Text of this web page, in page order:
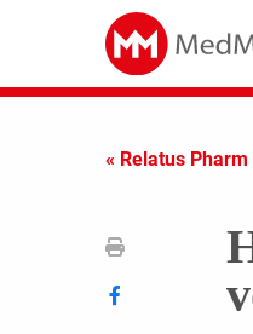
« Relatus